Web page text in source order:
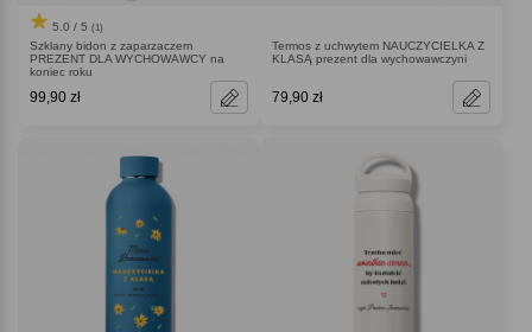
5.0 / 5 (1)
Szklany bidon z zaparzaczem
PREZENT DLA WYCHOWAWCY na
koniec roku
99,90 zł
Termos z uchwytem NAUCZYCIELKA Z
KLASĄ prezent dla wychowawczyni
79,90 zł